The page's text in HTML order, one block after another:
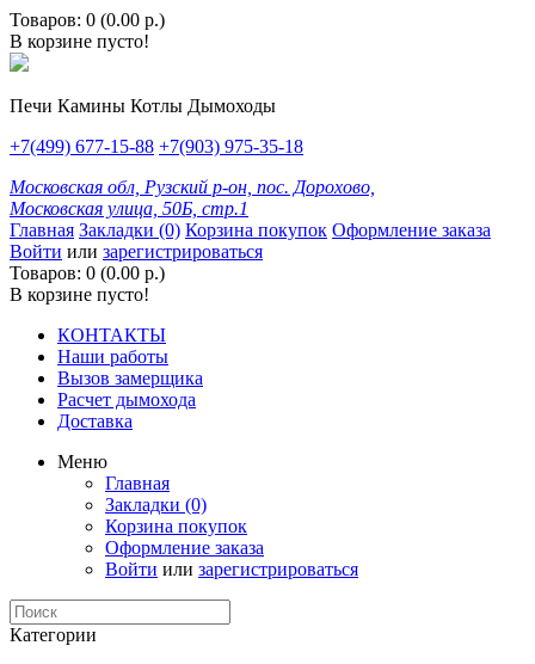
Товаров: 0 (0.00 р.)
В корзине пусто!
Печи Камины Котлы Дымоходы
+7(499) 677-15-88 +7(903) 975-35-18
Московская обл, Рузский р-он, пос. Дорохово,
Московская улица, 50Б, стр.1
Главная Закладки (0) Корзина покупок Оформление заказа
Войти или зарегистрироваться
Товаров: 0 (0.00 р.)
В корзине пусто!
КОНТАКТЫ
Наши работы
Вызов замерщика
Расчет дымохода
Доставка
Меню
Главная
Закладки (0)
Корзина покупок
Оформление заказа
Войти или зарегистрироваться
Категории